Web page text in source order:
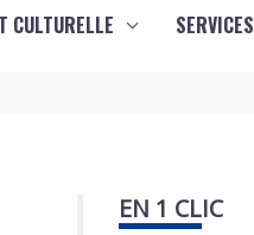
CULTURELLE SERVICES
EN 1 CLIC